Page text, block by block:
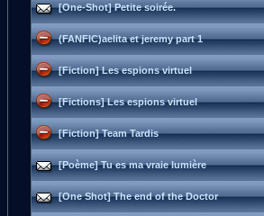
[One-Shot] Petite soirée.
(FANFIC)aelita et jeremy part 1
[Fiction] Les espions virtuel
[Fictions] Les espions virtuel
[Fiction] Team Tardis
[Poème] Tu es ma vraie lumière
[One Shot] The end of the Doctor